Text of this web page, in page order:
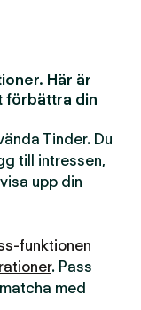
Här är
förbättra din
Tinder. Du
till intressen,
upp din
funktionen
. Pass
med